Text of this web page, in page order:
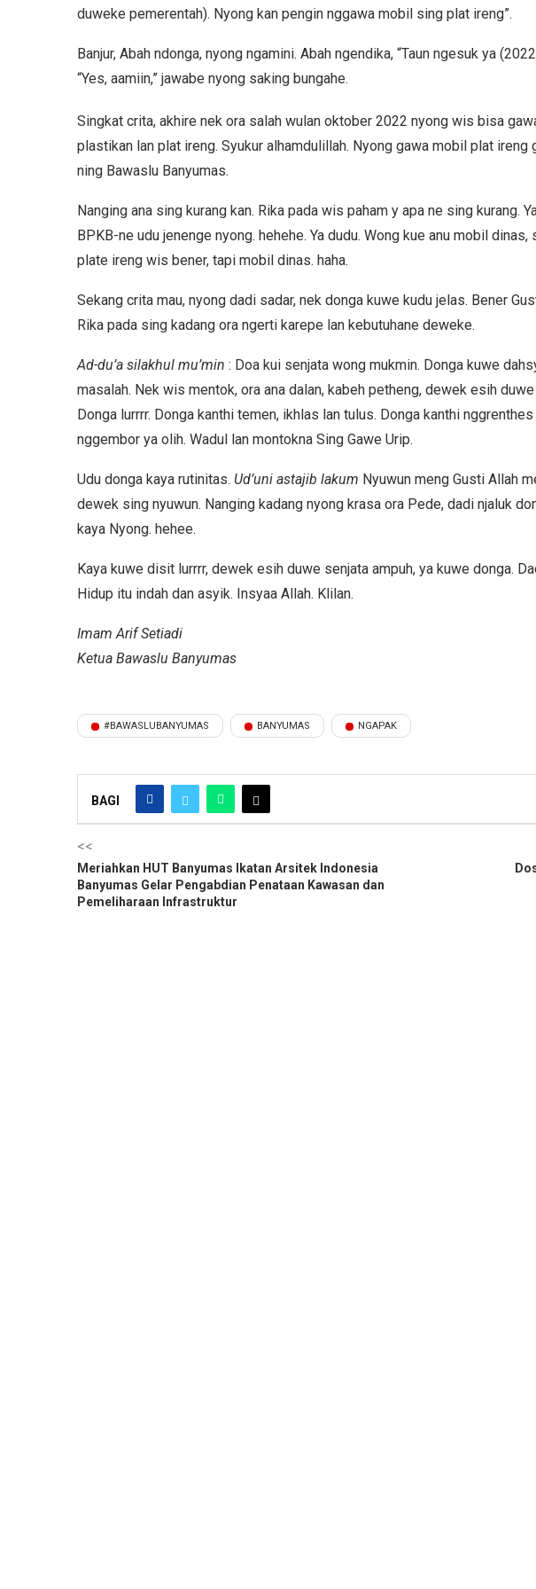
duweke pemerentah). Nyong kan pengin nggawa mobil sing plat ireng”.
Banjur, Abah ndonga, nyong ngamini. Abah ngendika, “Taun ngesuk ya
“Yes, aamiin,” jawabe nyong saking bungahe.
Singkat crita, akhire nek ora salah wulan oktober 2022 nyong wis bisa
plastikan lan plat ireng. Syukur alhamdulillah. Nyong gawa mobil plat
ning Bawaslu Banyumas.
Nanging ana sing kurang kan. Rika pada wis paham y apa ne sing kurang.
BPKB-ne udu jenenge nyong. hehehe. Ya dudu. Wong kue anu mobil
plate ireng wis bener, tapi mobil dinas. haha.
Sekang crita mau, nyong dadi sadar, nek donga kuwe kudu jelas. Bener
Rika pada sing kadang ora ngerti karepe lan kebutuhane deweke.
Ad-du’a silakhul mu’min : Doa kui senjata wong mukmin. Donga kuwe
masalah. Nek wis mentok, ora ana dalan, kabeh petheng, dewek esih
Donga lurrrr. Donga kanthi temen, ikhlas lan tulus. Donga kanthi
nggembor ya olih. Wadul lan montokna Sing Gawe Urip.
Udu donga kaya rutinitas. Ud’uni astajib lakum Nyuwun meng Gusti Allah
dewek sing nyuwun. Nanging kadang nyong krasa ora Pede, dadi njaluk
kaya Nyong. hehee.
Kaya kuwe disit lurrrr, dewek esih duwe senjata ampuh, ya kuwe donga.
Hidup itu indah dan asyik. Insyaa Allah. Klilan.
Imam Arif Setiadi
Ketua Bawaslu Banyumas
#BAWASLUBANYUMAS BANYUMAS NGAPAK
BAGI
<<
Meriahkan HUT Banyumas Ikatan Arsitek Indonesia
Banyumas Gelar Pengabdian Penataan Kawasan dan
Pemeliharaan Infrastruktur